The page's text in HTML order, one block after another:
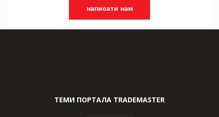
написати нам
ТЕМИ ПОРТАЛА TRADEMASTER